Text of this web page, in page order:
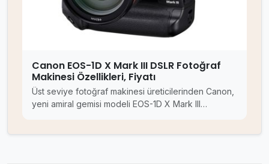
Canon EOS-1D X Mark III DSLR Fotoğraf
Makinesi Özellikleri, Fiyatı
Üst seviye fotoğraf makinesi üreticilerinden Canon,
yeni amiral gemisi modeli EOS-1D X Mark III…